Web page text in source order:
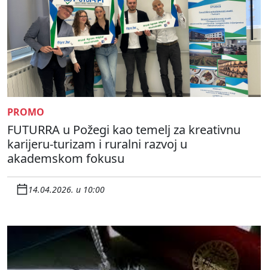
PROMO
FUTURRA u Požegi kao temelj za kreativnu
karijeru-turizam i ruralni razvoj u
akademskom fokusu
14.04.2026. u 10:00